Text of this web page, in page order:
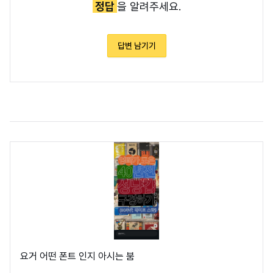
정답을 알려주세요.
답변 남기기
요거 어떤 폰트 인지 아시는 붐